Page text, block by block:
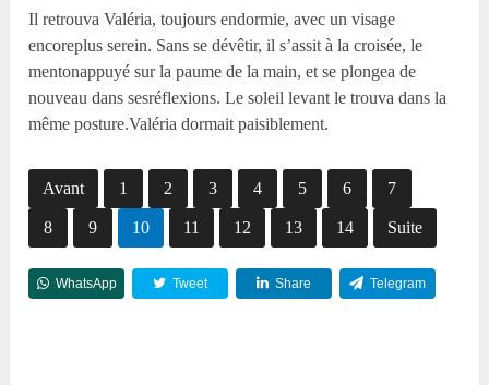
Il retrouva Valéria, toujours endormie, avec un visage
encoreplus serein. Sans se dévêtir, il s’assit à la croisée, le
mentonappuyé sur la paume de la main, et se plongea de
nouveau dans sesréflexions. Le soleil levant le trouva dans la
même posture.Valéria dormait paisiblement.
Avant 1 2 3 4 5 6 7
8 9 10 11 12 13 14 Suite
WhatsApp Tweet Share Telegram